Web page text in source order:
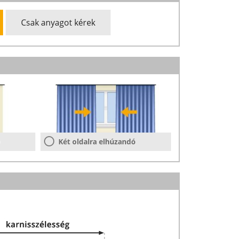
Csak anyagot kérek
Két oldalra elhúzandó